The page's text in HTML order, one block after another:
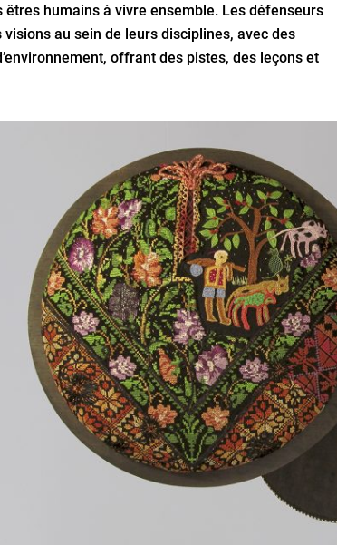
humains à vivre ensemble. Les défenseurs
au sein de leurs disciplines, avec des
offrant des pistes, des leçons et